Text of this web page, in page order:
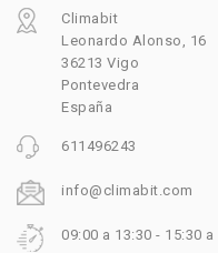
Climabit
Leonardo Alonso, 16
36213 Vigo
Pontevedra
España
611496243
info@climabit.com
09:00 a 13:30 - 15:30 a